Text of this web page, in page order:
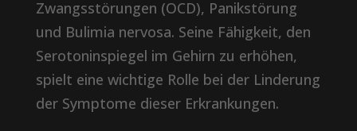
Zwangsstörungen (OCD), Panikstörung
und Bulimia nervosa. Seine Fähigkeit, den
Serotoninspiegel im Gehirn zu erhöhen,
spielt eine wichtige Rolle bei der Linderung
der Symptome dieser Erkrankungen.